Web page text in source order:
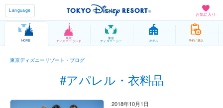
お気に入り
Language
HOME
東京
ディズニーランド
東京
ディズニーシー ホテル 予約 / 購入
東京ディズニーリゾート・ブログ
#アパレル・衣料品
2018年10月1日